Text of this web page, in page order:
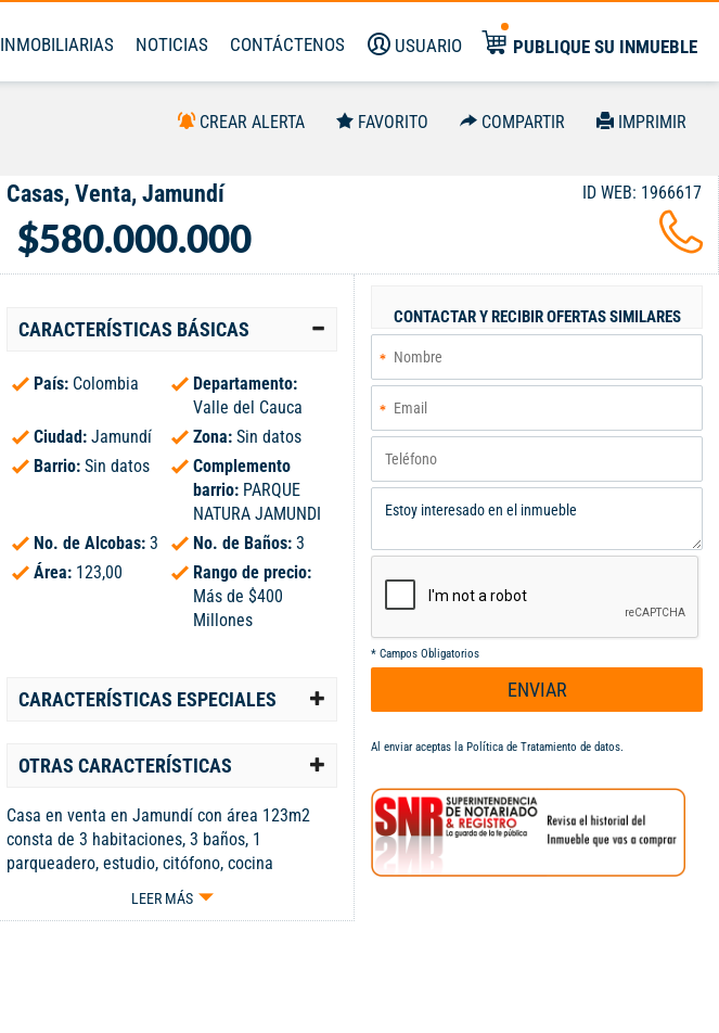
INMOBILIARIAS NOTICIAS CONTÁCTENOS USUARIO PUBLIQUE SU INMUEBLE
CREAR ALERTA FAVORITO COMPARTIR IMPRIMIR
Casas, Venta, Jamundí
$580.000.000
ID WEB: 1966617
CARACTERÍSTICAS BÁSICAS
País: Colombia
Departamento:
Valle del Cauca
Ciudad: Jamundí Zona: Sin datos
Barrio: Sin datos
Complemento
barrio: PARQUE
NATURA JAMUNDI
No. de Alcobas: 3 No. de Baños: 3
Área: 123,00
Rango de precio:
Más de $400
Millones
CARACTERÍSTICAS ESPECIALES
OTRAS CARACTERÍSTICAS
Casa en venta en Jamundí con área 123m2
consta de 3 habitaciones, 3 baños, 1
parqueadero, estudio, citófono, cocina
americana, patio, piscina, vigilancia privada,
gimnasio, zona de juegos, salon comunal, y
LEER MÁS
CONTACTAR Y RECIBIR OFERTAS SIMILARES
* Campos Obligatorios
ENVIAR
Al enviar aceptas la Política de Tratamiento de datos.